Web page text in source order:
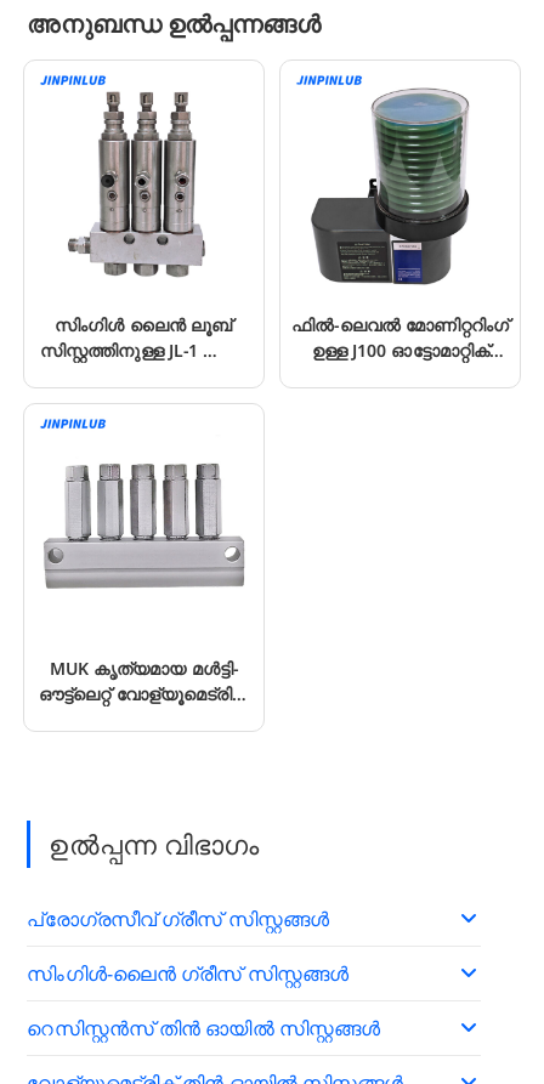
അനുബന്ധ ഉൽപ്പന്നങ്ങൾ
സിംഗിൾ ലൈൻ ലൂബ്
സിസ്റ്റത്തിനുള്ള JL-1 ഹൈ
ഫിൽ-ലെവൽ മോണിറ്ററിംഗ്
ഉള്ള J100 ഓട്ടോമാറ്റിക്
MUK കൃത്യമായ മൾട്ടി-
ഔട്ട്‌ലെറ്റ് വോള്യൂമെട്രിക്
ഉൽപ്പന്ന വിഭാഗം
പ്രോഗ്രസീവ് ഗ്രീസ് സിസ്റ്റങ്ങൾ
സിംഗിൾ-ലൈൻ ഗ്രീസ് സിസ്റ്റങ്ങൾ
റെസിസ്റ്റൻസ് തിൻ ഓയിൽ സിസ്റ്റങ്ങൾ